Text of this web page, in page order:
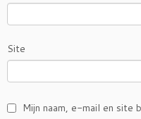
Site
Mijn naam, e-mail en site